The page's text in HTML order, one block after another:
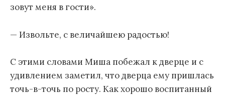
зовут меня в гости».
— Извольте, с величайшею радостью!
С этими словами Миша побежал к дверце и с
удивлением заметил, что дверца ему пришлась
точь-в-точь по росту. Как хорошо воспитанный